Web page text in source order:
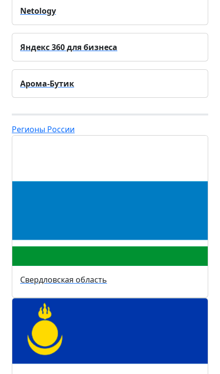
Netology
Яндекс 360 для бизнеса
Арома-Бутик
Регионы России
Свердловская область